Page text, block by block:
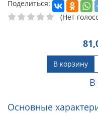
Поделиться:
(Нет
В корзину
В
Основные